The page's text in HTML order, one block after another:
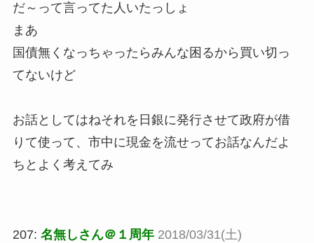
だ～って言ってた人いたっしょ
まあ
国債無くなっちゃったらみんな困るから買い切っ
てないけど
お話としてはねそれを日銀に発行させて政府が借
りて使って、市中に現金を流せってお話なんだよ
ちとよく考えてみ
207: 名無しさん＠１周年 2018/03/31(土)